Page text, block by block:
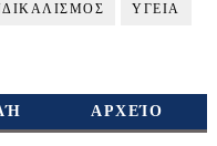
ΥΓΕΙΑ
ΑΡΧΕΊΟ